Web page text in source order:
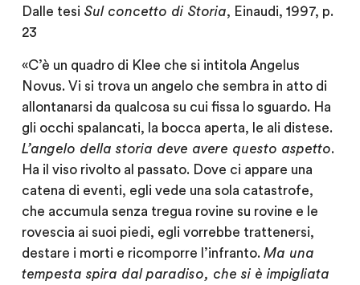
Dalle tesi Sul concetto di Storia, Einaudi, 1997, p.
23
«C’è un quadro di Klee che si intitola Angelus
Novus. Vi si trova un angelo che sembra in atto di
allontanarsi da qualcosa su cui fissa lo sguardo. Ha
gli occhi spalancati, la bocca aperta, le ali distese.
L’angelo della storia deve avere questo aspetto.
Ha il viso rivolto al passato. Dove ci appare una
catena di eventi, egli vede una sola catastrofe,
che accumula senza tregua rovine su rovine e le
rovescia ai suoi piedi, egli vorrebbe trattenersi,
destare i morti e ricomporre l’infranto. Ma una
tempesta spira dal paradiso, che si è impigliata